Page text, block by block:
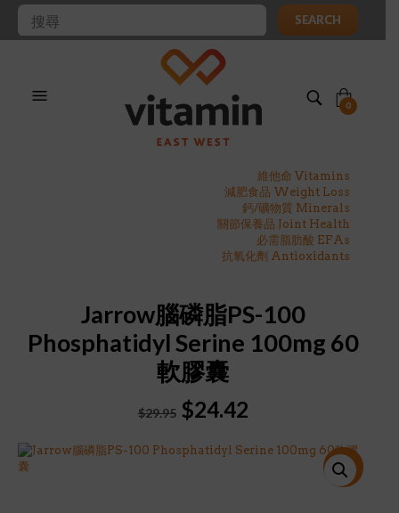
SEARCH
0
維他命 Vitamins
減肥食品 Weight Loss
鈣/礦物質 Minerals
關節保養品 Joint Health
必需脂肪酸 EFAs
抗氧化劑 Antioxidants
Jarrow腦磷脂PS-100
Phosphatidyl Serine 100mg 60
軟膠囊
$29.95 Original
was:
$24.42Current
is:
特價!